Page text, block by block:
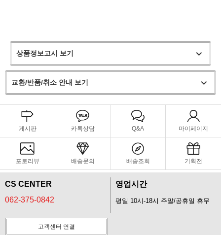
상품정보고시 보기
교환/반품/취소 안내 보기
게시판 카톡상담 Q&A 마이페이지
포토리뷰 배송문의 배송조회 기획전
CS CENTER
062-375-0842
영업시간
평일 10시-18시 주말/공휴일 휴무
고객센터 연결